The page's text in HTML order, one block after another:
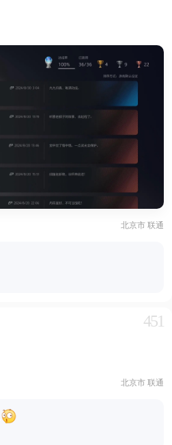
北京市 联通
451
北京市 联通